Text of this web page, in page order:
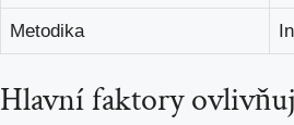
Metodika
Hlavní⁣ faktory